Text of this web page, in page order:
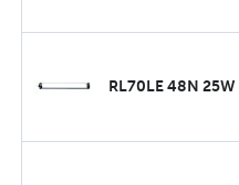
RL70LE 48N